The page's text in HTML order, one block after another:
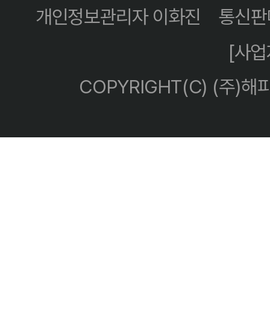
개인정보관리자 이화진
통신
[사
COPYRIGHT(C) (주)해